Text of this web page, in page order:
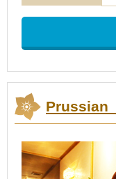
Prussian